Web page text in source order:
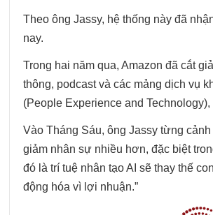
Theo ông Jassy, hệ thống này đã
nay.
Trong hai năm qua, Amazon đã cắt
thông, podcast và các mảng dịch vụ
(People Experience and
Vào Tháng Sáu, ông Jassy từng
giảm nhân sự nhiều hơn, đặc biệt
đó là trí tuệ nhân tạo AI sẽ thay thế
động hóa vì lợi nhuận.”